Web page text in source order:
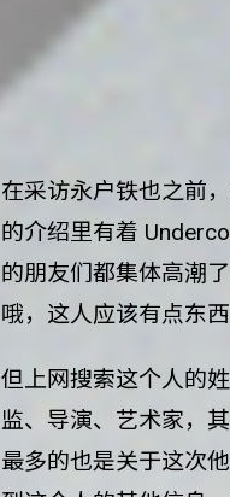
在采访永户铁也之前
的介绍里有着
的朋友们都集体高潮
哦，这人应该有点东西
但上网搜索这个人的
监、导演、艺术家，
最多的也是关于这次